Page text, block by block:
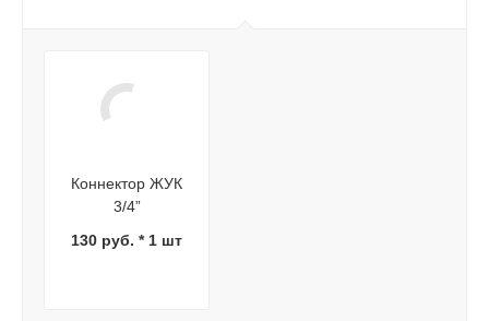
Коннектор ЖУК
3/4”
130 руб. * 1 шт